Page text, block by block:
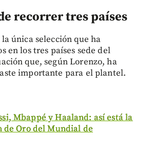
recorrer tres países
única selección que ha
en los tres países sede del
que, según Lorenzo, ha
importante para el plantel.
Mbappé y Haaland: así está la
Oro del Mundial de